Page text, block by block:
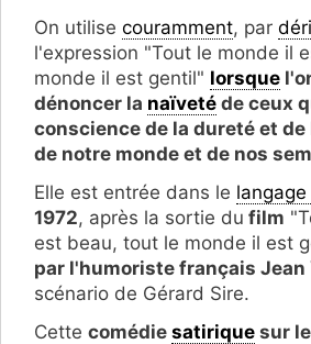
On utilise couramment, par
l'expression "Tout le monde il
monde il est gentil" lorsque
dénoncer la naïveté de ceux
conscience de la dureté et
de notre monde et de nos
Elle est entrée dans le
1972, après la sortie du film
est beau, tout le monde il est
par l'humoriste français Jean
scénario de Gérard Sire.
Cette comédie satirique sur